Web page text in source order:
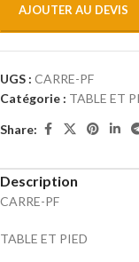
AJOUTER AU DEVIS
UGS : CARRE-PF
Catégorie : TABLE ET
Share:
Description
CARRE-PF
TABLE ET PIED